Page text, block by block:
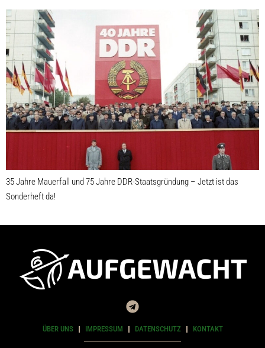
35 Jahre Mauerfall und 75 Jahre DDR-Staatsgründung – Jetzt ist das
Sonderheft da!
ÜBER UNS IMPRESSUM DATENSCHUTZ KONTAKT